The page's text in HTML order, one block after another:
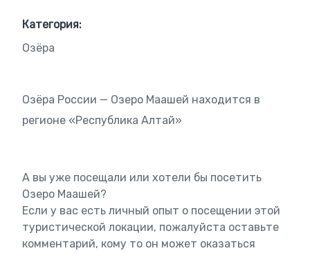
Категория:
Озёра
Озёра России — Озеро Маашей находится в
регионе «Республика Алтай»
А вы уже посещали или хотели бы посетить
Озеро Маашей?
Если у вас есть личный опыт о посещении этой
туристической локации, пожалуйста оставьте
комментарий, кому то он может оказаться